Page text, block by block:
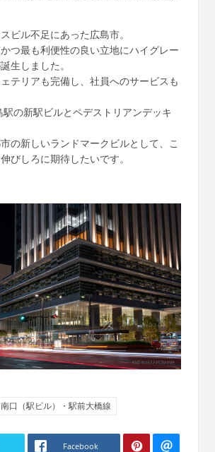
ビル不足にあった広島市。
つ最も利便性の良い立地にハイグレー
生しました。
テリアも完備し、社員へのサービスも
の新駅ビルとペデストリアンデッキ
の新しいランドマークビルとして、こ
びしろに期待したいです。
南口（駅ビル）・駅前大橋線
Facebook